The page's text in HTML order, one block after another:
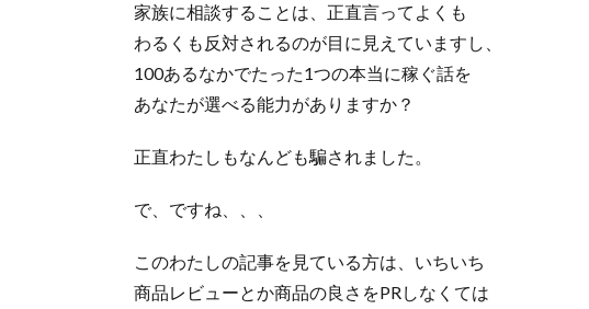
家族に相談することは、正直言ってよくも
わるくも反対されるのが目に見えていますし、
100あるなかでたった1つの本当に稼ぐ話を
あなたが選べる能力がありますか？
正直わたしもなんども騙されました。
で、ですね、、、
このわたしの記事を見ている方は、いちいち
商品レビューとか商品の良さをPRしなくては